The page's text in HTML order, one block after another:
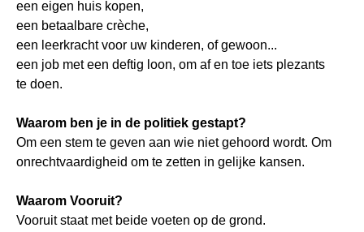
een eigen huis kopen,
een betaalbare crèche,
een leerkracht voor uw kinderen, of gewoon...
een job met een deftig loon, om af en toe iets plezants
te doen.
Waarom ben je in de politiek gestapt?
Om een stem te geven aan wie niet gehoord wordt. Om
onrechtvaardigheid om te zetten in gelijke kansen.
Waarom Vooruit?
Vooruit staat met beide voeten op de grond.